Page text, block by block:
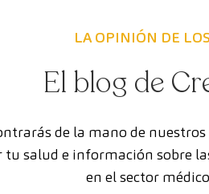
LA OPINIÓN DE
El blog de
de la mano de
tu salud e información sobre
en el sector